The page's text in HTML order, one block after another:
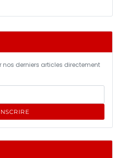
nos derniers articles directement